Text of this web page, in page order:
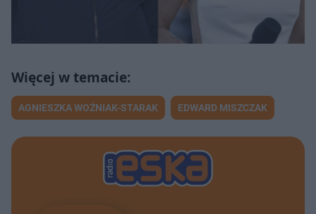
AGNIESZKA WOŹNIAK-STARAK EDWARD MISZCZAK